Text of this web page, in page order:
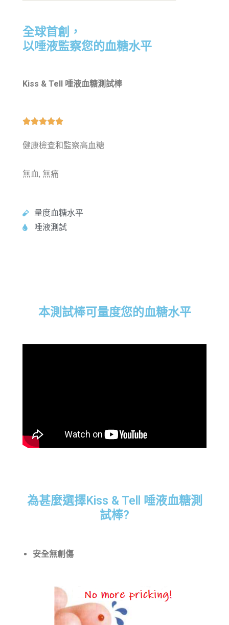
全球首創，
以唾液監察您的血糖水平
Kiss & Tell 唾液血糖測試棒

健康檢查和監察高血糖
無血, 無痛
量度血糖水平
唾液測試
本測試棒可量度您的血糖水平
為甚麼選擇Kiss & Tell 唾液血糖測
試棒?
安全無創傷